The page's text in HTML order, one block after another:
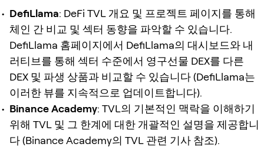
DefiLlama: DeFi TVL 개요 및 프로젝트 페이지를 통해
체인 간 비교 및 섹터 동향을 파악할 수 있습니다.
DefiLlama 홈페이지에서 DefiLlama의 대시보드와 내
러티브를 통해 섹터 수준에서 영구선물 DEX를 다른
DEX 및 파생 상품과 비교할 수 있습니다 (DefiLlama는
이러한 뷰를 지속적으로 업데이트합니다).
Binance Academy: TVL의 기본적인 맥락을 이해하기
위해 TVL 및 그 한계에 대한 개괄적인 설명을 제공합니
다 (Binance Academy의 TVL 관련 기사 참조).